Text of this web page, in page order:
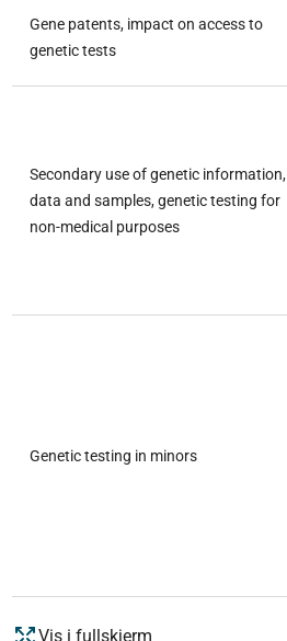
Gene patents, impact on access to
genetic tests
Secondary use of genetic information,
data and samples, genetic testing for
non-medical purposes
Genetic testing in minors
Vis i fullskjerm